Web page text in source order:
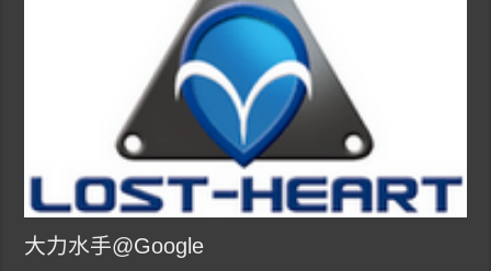
大力水手@Google